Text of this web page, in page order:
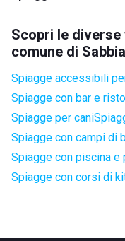
Scopri le
comune di Sabbia
Spiagge accessibili
Spiagge con bar e
Spiagge per cani
Spiagge con campi di
Spiagge con piscina e
Spiagge con corsi di